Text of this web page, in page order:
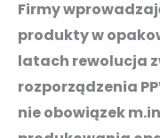
Firmy
produkty w
latach rewolucja
rozporządzenia
nie obowiązek